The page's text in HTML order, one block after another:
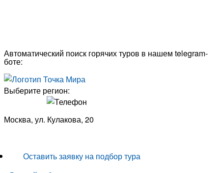
Автоматический поиск горячих туров в нашем telegram-
боте:
Выберите регион:
Москва, ул. Кулакова, 20
Оставить заявку на подбор тура